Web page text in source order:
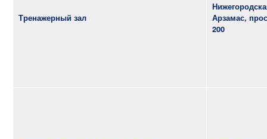
Тренажерный зал
Арзамас,
200